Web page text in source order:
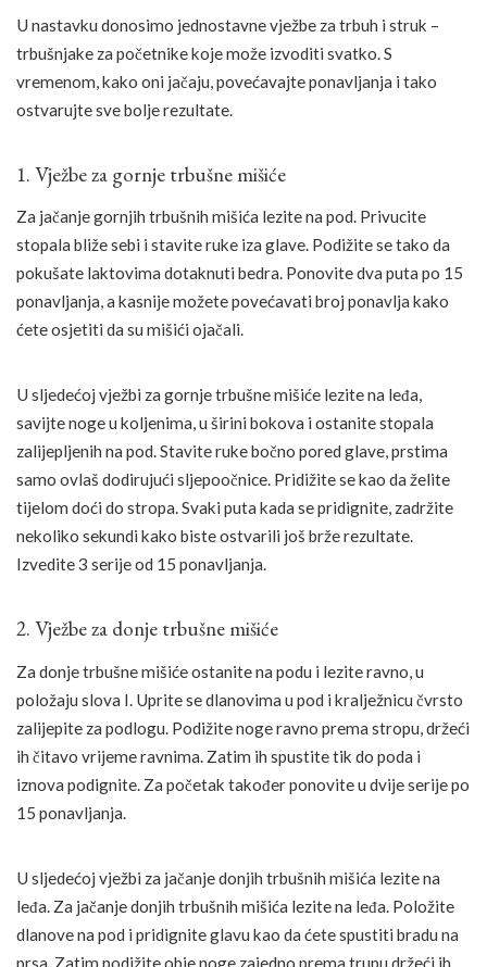
U nastavku donosimo jednostavne vježbe za trbuh i struk –
trbušnjake za početnike koje može izvoditi svatko. S
vremenom, kako oni jačaju, povećavajte ponavljanja i tako
ostvarujte sve bolje rezultate.
1. Vježbe za gornje trbušne mišiće
Za jačanje gornjih trbušnih mišića lezite na pod. Privucite
stopala bliže sebi i stavite ruke iza glave. Podižite se tako da
pokušate laktovima dotaknuti bedra. Ponovite dva puta po 15
ponavljanja, a kasnije možete povećavati broj ponavlja kako
ćete osjetiti da su mišići ojačali.
U sljedećoj vježbi za gornje trbušne mišiće lezite na leđa,
savijte noge u koljenima, u širini bokova i ostanite stopala
zalijepljenih na pod. Stavite ruke bočno pored glave, prstima
samo ovlaš dodirujući sljepoočnice. Pridižite se kao da želite
tijelom doći do stropa. Svaki puta kada se pridignite, zadržite
nekoliko sekundi kako biste ostvarili još brže rezultate.
Izvedite 3 serije od 15 ponavljanja.
2. Vježbe za donje trbušne mišiće
Za donje trbušne mišiće ostanite na podu i lezite ravno, u
položaju slova I. Uprite se dlanovima u pod i kralježnicu čvrsto
zalijepite za podlogu. Podižite noge ravno prema stropu, držeći
ih čitavo vrijeme ravnima. Zatim ih spustite tik do poda i
iznova podignite. Za početak također ponovite u dvije serije po
15 ponavljanja.
U sljedećoj vježbi za jačanje donjih trbušnih mišića lezite na
leđa. Za jačanje donjih trbušnih mišića lezite na leđa. Položite
dlanove na pod i pridignite glavu kao da ćete spustiti bradu na
prsa. Zatim podižite obje noge zajedno prema trupu držeći ih